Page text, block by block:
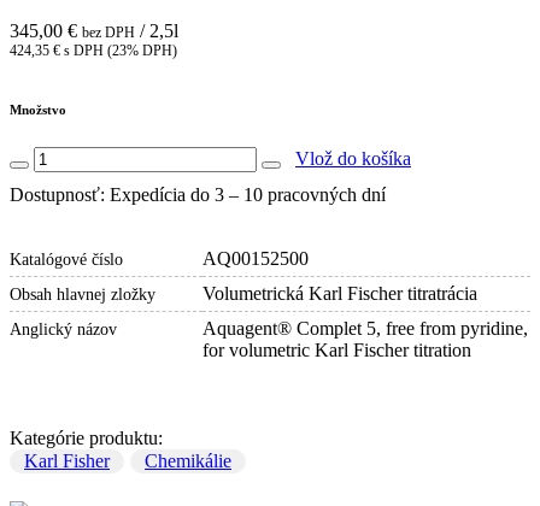
345,00 € bez DPH / 2,5l
424,35 € s DPH (23% DPH)
Množstvo
Vlož do košíka
Dostupnosť: Expedícia do 3 – 10 pracovných dní
Katalógové číslo AQ00152500
Obsah hlavnej zložky Volumetrická Karl Fischer titratrácia
Anglický názov
Aquagent® Complet 5, free from pyridine,
for volumetric Karl Fischer titration
Kategórie produktu:
Karl Fisher
Chemikálie